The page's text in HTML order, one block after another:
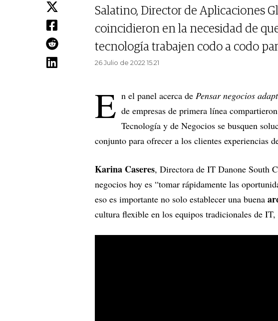
Salatino, Director de Aplicaciones
coincidieron en la necesidad de
tecnología trabajen codo a codo
26 Julio de 2022 15.21
E n el panel acerca de Pensar negocios
de empresas de primera línea
Tecnología y de Negocios se busquen
conjunto para ofrecer a los clientes experiencias
Karina Caseres, Directora de IT Danone South
negocios hoy es “tomar rápidamente las
eso es importante no solo establecer una buena
cultura flexible en los equipos tradicionales de IT,